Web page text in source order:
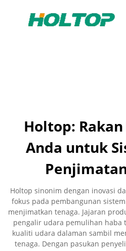
Holtop:
Anda untuk
Holtop sinonim dengan inovasi
fokus pada pembangunan
menjimatkan tenaga. Jajaran
pengalir udara pemulihan haba
kualiti udara dalaman sambil
tenaga. Dengan pasukan